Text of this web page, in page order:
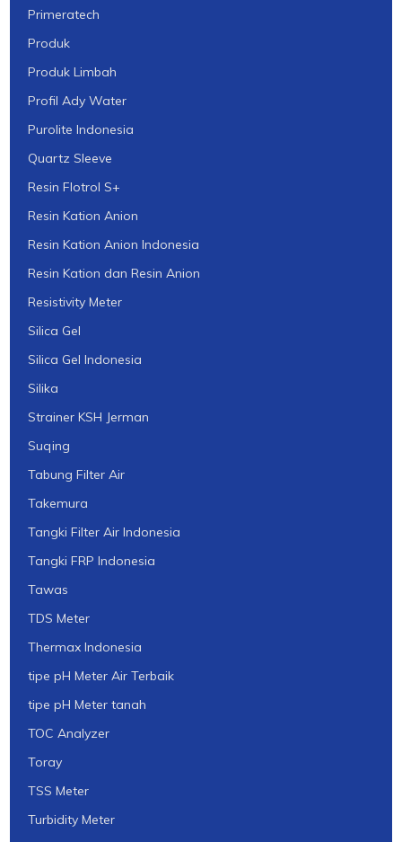
Primeratech
Produk
Produk Limbah
Profil Ady Water
Purolite Indonesia
Quartz Sleeve
Resin Flotrol S+
Resin Kation Anion
Resin Kation Anion Indonesia
Resin Kation dan Resin Anion
Resistivity Meter
Silica Gel
Silica Gel Indonesia
Silika
Strainer KSH Jerman
Suqing
Tabung Filter Air
Takemura
Tangki Filter Air Indonesia
Tangki FRP Indonesia
Tawas
TDS Meter
Thermax Indonesia
tipe pH Meter Air Terbaik
tipe pH Meter tanah
TOC Analyzer
Toray
TSS Meter
Turbidity Meter